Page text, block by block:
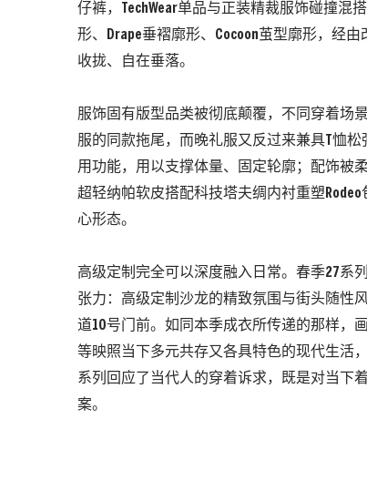
仔裤，
TechWear单品与正装精裁服饰碰撞混搭
形、
Drape垂褶廓形、 Cocoon 茧型廓形， 经由
收拢、
自在垂落。
服饰固有版型品类被彻底颠覆， 不同穿着场景
服的同款拖尾，而晚礼服又反过来兼具T 恤松
用功能， 用以支撑体量、 固定轮廓； 配饰被
超轻纳帕软皮搭配科技塔夫绸内衬重塑 Rodeo
心形态。
高级定制完全可以深度融入日常。 春季27系
张力：高级定制沙龙的精致氛围与街头随性
道10号门前。 如同本季成衣所传递的那样，
等映照当下多元共存又各具特色的现代生活
系列回应了当代人的穿着诉求，既是对当下
案。